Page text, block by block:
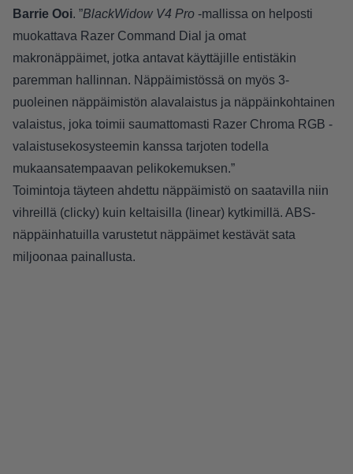
Barrie Ooi. ”BlackWidow V4 Pro -mallissa on helposti
muokattava Razer Command Dial ja omat
makronäppäimet, jotka antavat käyttäjille entistäkin
paremman hallinnan. Näppäimistössä on myös 3-
puoleinen näppäimistön alavalaistus ja näppäinkohtainen
valaistus, joka toimii saumattomasti Razer Chroma RGB -
valaistusekosysteemin kanssa tarjoten todella
mukaansatempaavan pelikokemuksen.”
Toimintoja täyteen ahdettu näppäimistö on saatavilla niin
vihreillä (clicky) kuin keltaisilla (linear) kytkimillä. ABS-
näppäinhatuilla varustetut näppäimet kestävät sata
miljoonaa painallusta.